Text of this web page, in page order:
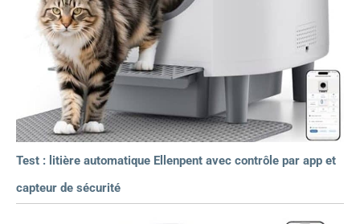
Test : litière automatique Ellenpent avec contrôle par app et
capteur de sécurité